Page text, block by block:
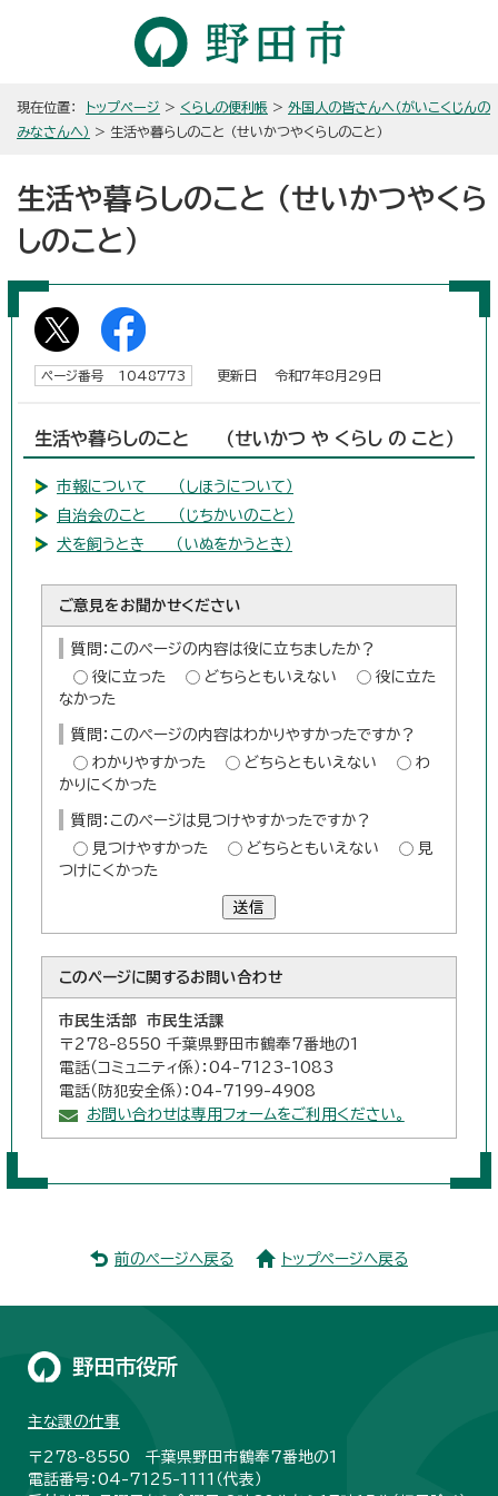
現在位置： トップページ > くらしの便利帳 > 外国人の皆さんへ（がいこくじんの
みなさんへ） > 生活や暮らしのこと （せいかつやくらしのこと）
生活や暮らしのこと （せいかつやくら
しのこと）
ページ番号 1048773 更新日 令和7年8月29日
生活や暮らしのこと （せいかつ や くらし の こと）
市報について （しほうについて）
自治会のこと （じちかいのこと）
犬を飼うとき （いぬをかうとき）
ご意見をお聞かせください
質問：このページの内容は役に立ちましたか？
役に立った
どちらともいえない
役に立た
なかった
質問：このページの内容はわかりやすかったですか？
わかりやすかった
どちらともいえない
わ
かりにくかった
質問：このページは見つけやすかったですか？
見つけやすかった
どちらともいえない
見
つけにくかった
送信
このページに関するお問い合わせ
市民生活部 市民生活課
〒278-8550 千葉県野田市鶴奉7番地の1
電話（コミュニティ係）：04-7123-1083
電話（防犯安全係）：04-7199-4908
お問い合わせは専用フォームをご利用ください。
前のページへ戻る トップページへ戻る
野田市役所
主な課の仕事
〒278-8550 千葉県野田市鶴奉7番地の1
電話番号：04-7125-1111（代表）